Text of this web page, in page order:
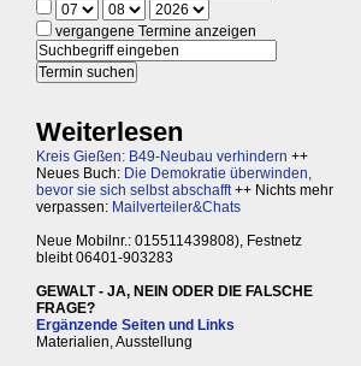
vergangene Termine anzeigen
Weiterlesen
Kreis Gießen: B49-Neubau verhindern ++
Neues Buch: Die Demokratie überwinden,
bevor sie sich selbst abschafft++ Nichts mehr
verpassen: Mailverteiler&Chats
Neue Mobilnr.: 015511439808), Festnetz
bleibt 06401-903283
GEWALT - JA, NEIN ODER DIE FALSCHE
FRAGE?
Ergänzende Seiten und Links
Materialien, Ausstellung